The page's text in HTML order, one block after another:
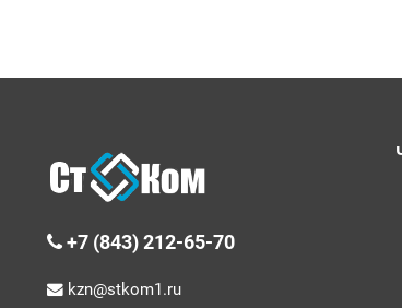
+7 (843) 212-65-70
kzn@stkom1.ru